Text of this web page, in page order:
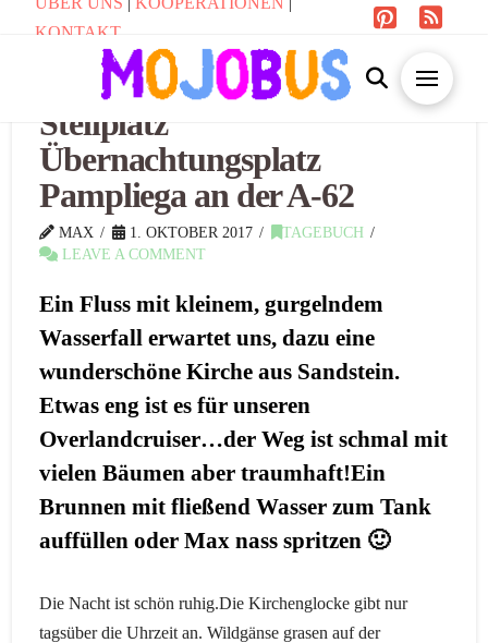
KONTAKT
Stellplatz
Übernachtungsplatz
Pampliega an der A-62
MAX 1. OKTOBER 2017
TAGEBUCH
LEAVE A COMMENT
Ein Fluss mit kleinem, gurgelndem
Wasserfall erwartet uns, dazu eine
wunderschöne Kirche aus Sandstein.
Etwas eng ist es für unseren
Overlandcruiser…der Weg ist schmal mit
vielen Bäumen aber traumhaft!Ein
Brunnen mit fließend Wasser zum Tank
auffüllen oder Max nass spritzen 🙂
Die Nacht ist schön ruhig.Die Kirchenglocke gibt nur
tagsüber die Uhrzeit an. Wildgänse grasen auf der